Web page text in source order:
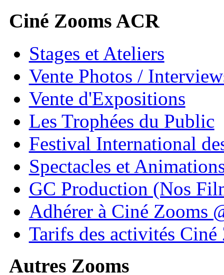
Ciné Zooms ACR
Stages et Ateliers
Vente Photos /
Vente d'Expositions
Les Trophées du Public
Festival International
Spectacles et
GC Production (Nos
Adhérer à Ciné Zooms
Tarifs des activités Ciné
Autres Zooms